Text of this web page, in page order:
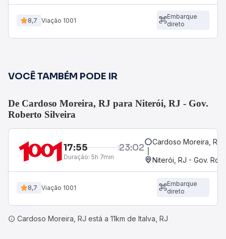
8,7 Viação 1001
Embarque
direto
VOCÊ TAMBÉM PODE IR
De Cardoso Moreira, RJ para Niterói, RJ - Gov.
Roberto Silveira
17:55 23:02
Duração: 5h 7min
Cardoso Moreira, RJ
Niterói, RJ - Gov.
8,7 Viação 1001
Embarque
direto
Cardoso Moreira, RJ está a 11km de Italva, RJ